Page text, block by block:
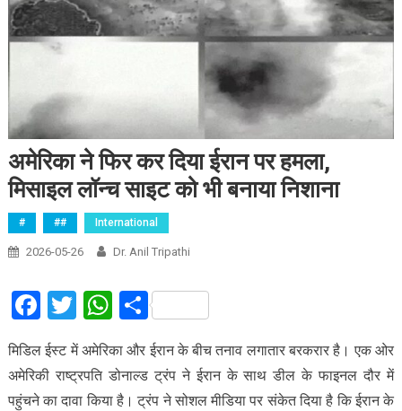
अमेरिका ने फिर कर दिया ईरान पर हमला,
मिसाइल लॉन्च साइट को भी बनाया निशाना
# ## International
2026-05-26 Dr. Anil Tripathi
Facebook
Twitter
WhatsApp
Share
मिडिल ईस्ट में अमेरिका और ईरान के बीच तनाव लगातार बरकरार है। एक ओर
अमेरिकी राष्ट्रपति डोनाल्ड ट्रंप ने ईरान के साथ डील के फाइनल दौर में
पहुंचने का दावा किया है। ट्रंप ने सोशल मीडिया पर संकेत दिया है कि ईरान के